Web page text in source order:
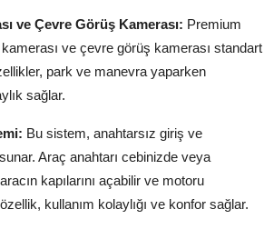
ve Çevre Görüş Kamerası: Premium
ve çevre görüş kamerası standart
park ve manevra yaparken
sağlar.
Bu sistem, anahtarsız giriş ve
Araç anahtarı cebinizde veya
kapılarını açabilir ve motoru
kullanım kolaylığı ve konfor sağlar.